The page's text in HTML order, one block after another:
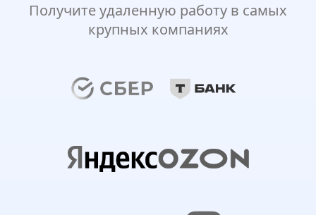
Получите удаленную работу в самых
крупных компаниях